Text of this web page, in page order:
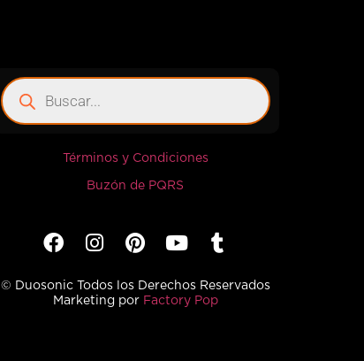
Términos y Condiciones
Buzón de PQRS
© Duosonic Todos los Derechos Reservados
Marketing por Factory Pop